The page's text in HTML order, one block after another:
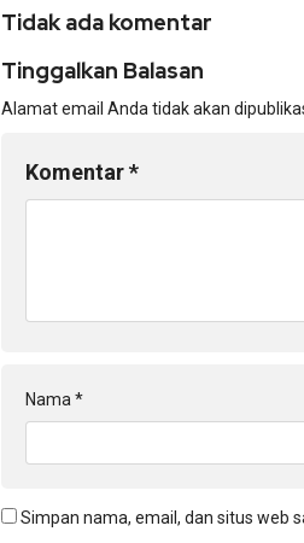
Tidak ada komentar
Tinggalkan Balasan
Alamat email Anda tidak akan
Komentar*
Nama *
Simpan nama, email, dan situs web